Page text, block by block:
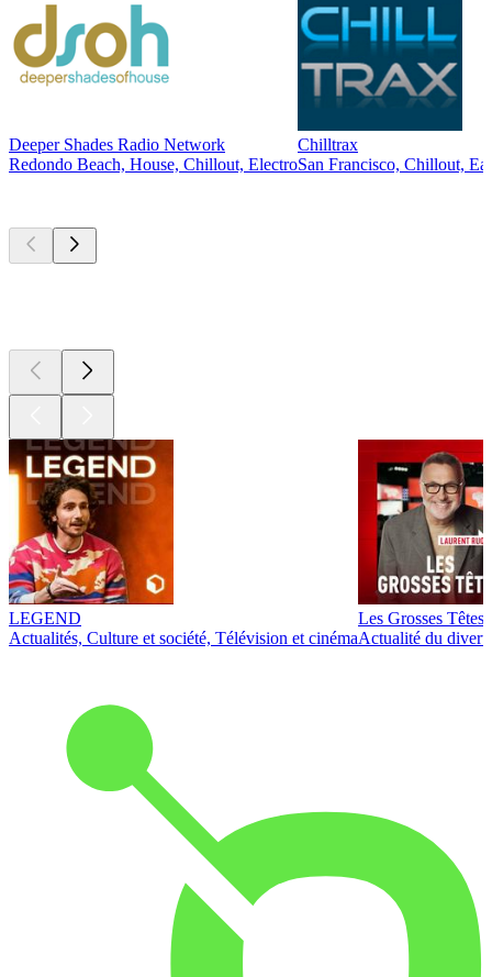
Deeper Shades Radio Network
Redondo Beach, House, Chillout, Electro
Chilltrax
San Francisco, Chillout,
LEGEND
Actualités, Culture et société, Télévision et cinéma
Les Grosses Têtes
Actualité du